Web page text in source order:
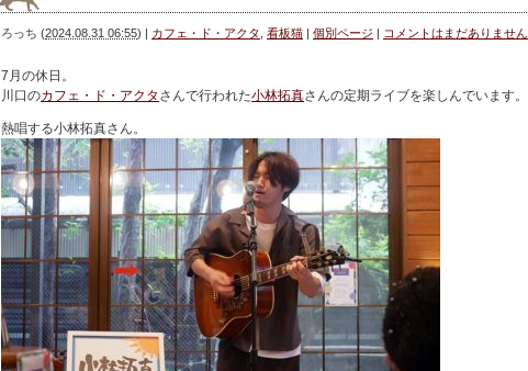
ろっち (2024.08.31 06:55) | カフェ・ド・アクタ 看板猫 | 個別ページ | コメントはまだありません
7月の休日。
川口のカフェ・ド・アクタ さんで行われた小林拓真さんの定期ライブを楽しんでいます。
熱唱する小林拓真さん。